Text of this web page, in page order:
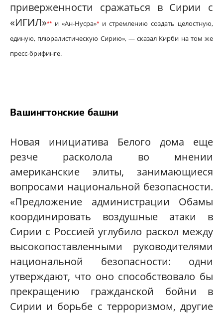
приверженности сражаться в Сирии с
«ИГИЛ»** и «Ан-Нусра»* и стремлению создать целостную,
единую, плюралистическую Сирию», — сказал Кирби на том же
пресс-брифинге.
Вашингтонские башни
Новая инициатива Белого дома еще
резче расколола во мнении
американские элиты, занимающиеся
вопросами национальной безопасности.
«Предложение администрации Обамы
координировать воздушные атаки в
Сирии с Россией углубило раскол между
высокопоставленными руководителями
национальной безопасности: одни
утверждают, что оно способствовало бы
прекращению гражданской бойни в
Сирии и борьбе с терроризмом, другие